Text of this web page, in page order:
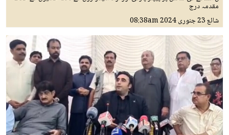
مقدمہ درج
شائع23 جنوری 2024 08:38am